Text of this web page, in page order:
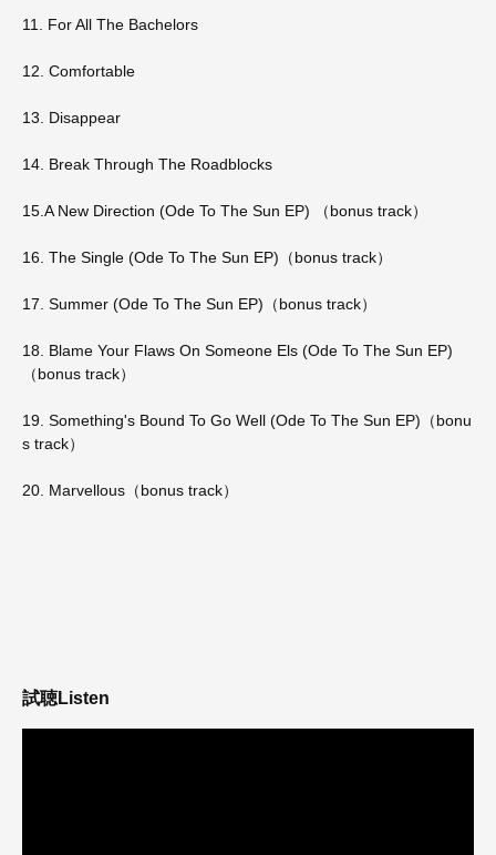
11. For All The Bachelors
12. Comfortable
13. Disappear
14. Break Through The Roadblocks
15.A New Direction (Ode To The Sun EP) （bonus track）
16. The Single (Ode To The Sun EP)（bonus track）
17. Summer (Ode To The Sun EP)（bonus track）
18. Blame Your Flaws On Someone Els (Ode To The Sun EP)
（bonus track）
19. Something's Bound To Go Well (Ode To The Sun EP)（bonu
s track）
20. Marvellous（bonus track）
試聴Listen